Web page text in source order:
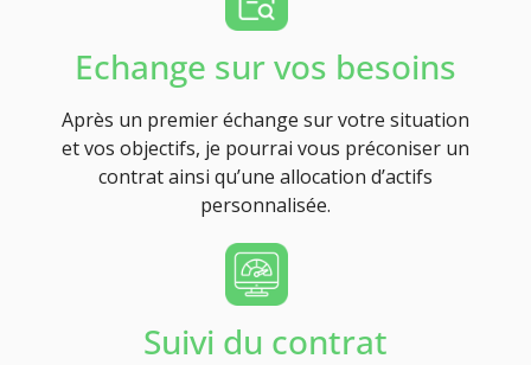
Echange sur vos besoins
Après un premier échange sur votre situation
et vos objectifs, je pourrai vous préconiser un
contrat ainsi qu’une allocation d’actifs
personnalisée.
Suivi du contrat